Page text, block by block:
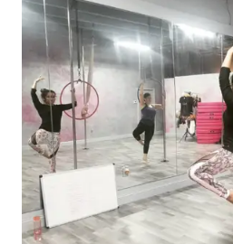
améliore la productivité et
Avec une flexibilité de location à
ajuster votre espace à la hausse ou
engagements à long terme �